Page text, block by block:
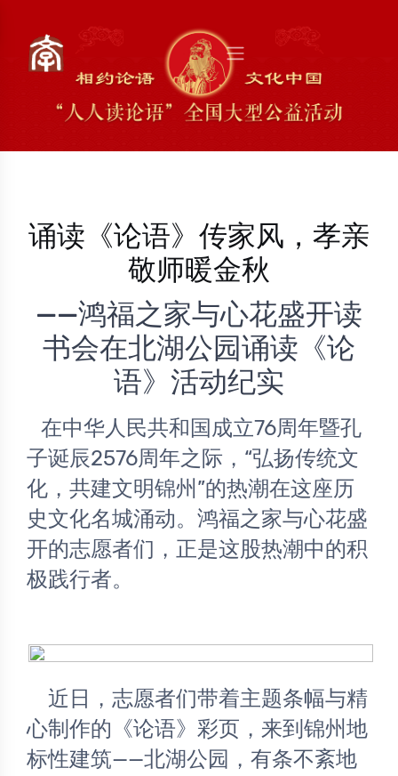
诵读《论语》传家风，孝亲
敬师暖金秋
——鸿福之家与心花盛开读
书会在北湖公园诵读《论
语》活动纪实
在中华人民共和国成立76周年暨孔
子诞辰2576周年之际，“弘扬传统文
化，共建文明锦州”的热潮在这座历
史文化名城涌动。鸿福之家与心花盛
开的志愿者们，正是这股热潮中的积
极践行者。
心制作的《论语》彩页，来到锦州地
标性建筑——北湖公园，有条不紊地